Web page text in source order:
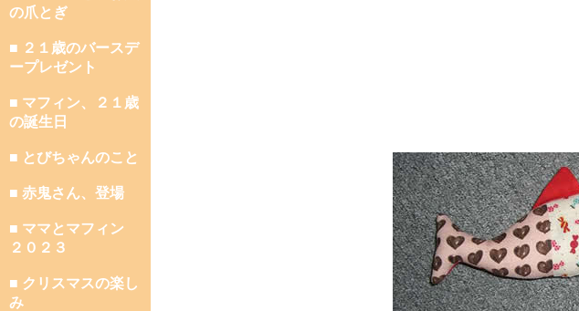
の爪とぎ
■ ２１歳のバースデ
ープレゼント
■ マフィン、２１歳
の誕生日
■ とびちゃんのこと
■ 赤鬼さん、登場
■ ママとマフィン
２０２３
■ クリスマスの楽し
み